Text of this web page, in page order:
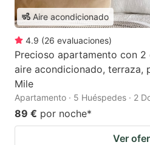
Aire acondicionado
4.9 (26 evaluaciones)
Precioso apartamento con
aire acondicionado, terraza,
Mile
Apartamento · 5 Huéspedes · 2
89 € por noche*
Ver